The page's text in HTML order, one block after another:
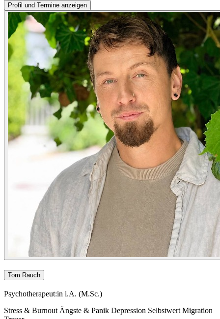
Profil und Termine anzeigen
Tom Rauch
Psychotherapeut:in i.A. (M.Sc.)
Stress & Burnout Ängste & Panik Depression Selbstwert Migration